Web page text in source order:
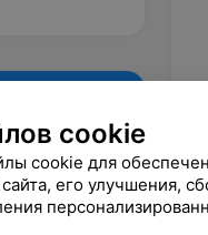
cookie
cookie для
его улучшения,